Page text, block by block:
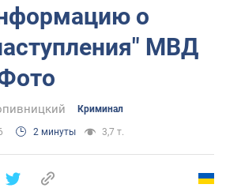
о
МВД
Криминал
2 минуты 3,7 т.